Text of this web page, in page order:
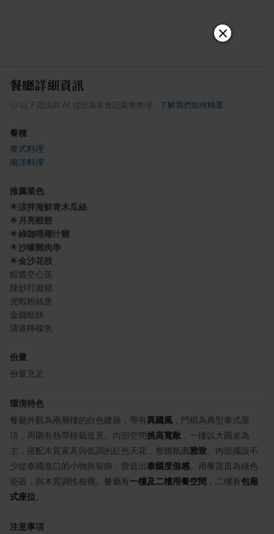
餐廳詳細資訊
以下資訊由 AI 從部落客食記彙整整理 了解我們如何精選
餐種
泰式料理
南洋料理
推薦菜色
🌟涼拌海鮮青木瓜絲
🌟 月亮蝦餅
🌟綠咖哩椰汁雞
🌟沙嗲雞肉串
🌟金沙花枝
蝦醬空心菜
辣炒打拋豬
虎蝦粉絲煲
金錢蝦餅
清蒸檸檬魚
份量
份量充足
環境特色
餐廳外觀為兩層樓的白色建築，帶有異國風 ，門楣為典型泰式屋
頂，周圍有熱帶植栽造景。內部空間挑高寬敞 ，一樓以大圓桌為
主，搭配木質家具與低調的紅色天花，整體氛圍 雅致 。內部擺設不
少從泰國進口的小物與裝飾，營造出泰國度假感 。用餐器皿為綠色
瓷器，與木質調性相襯。餐廳有一樓及二樓用餐空間 ，二樓有包廂
式座位
注意事項